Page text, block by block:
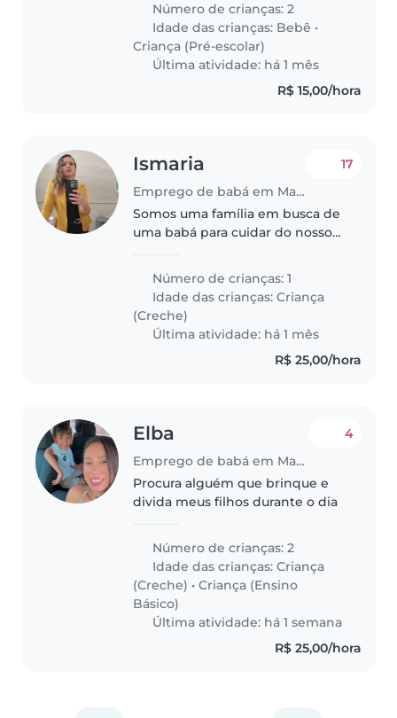
Número de crianças: 2
Idade das crianças: Bebê •
Criança (Pré-escolar)
Última atividade: há 1 mês
R$ 15,00/hora
Ismaria
Emprego de babá em Maceió
17
Somos uma família em busca de
uma babá para cuidar do nosso
garotinho. Preferimos alguém
que possa ajudar com as tarefas
da escola e que fale português.
Estamos..
Número de crianças: 1
Idade das crianças:Criança
(Creche)
Última atividade: há 1 mês
R$ 25,00/hora
Elba
Emprego de babá em Maceió
4
Procura alguém que brinque e
divida meus filhos durante o dia
Número de crianças: 2
Idade das crianças:Criança
(Creche) •Criança (Ensino
Básico)
Última atividade: há 1 semana
R$ 25,00/hora